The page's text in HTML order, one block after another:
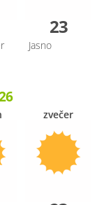
23
Jasno
zvečer